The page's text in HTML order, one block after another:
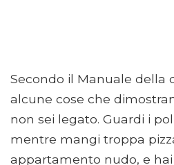
Secondo il Manuale della
alcune cose che
non sei legato. Guardi i
mentre mangi troppa
appartamento nudo, e